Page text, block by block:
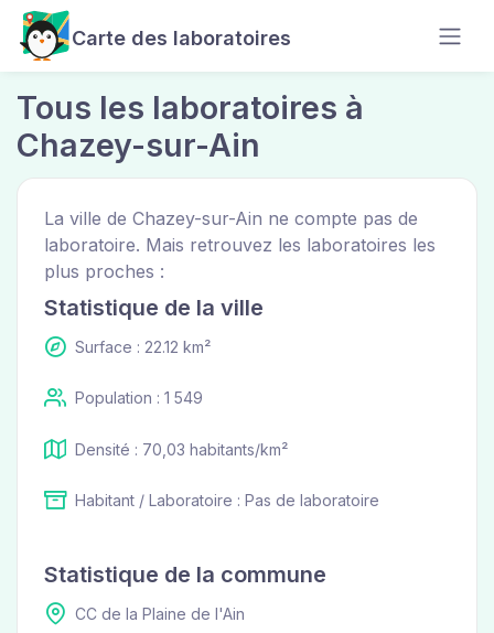
Carte des laboratoires
Tous les laboratoires à
Chazey-sur-Ain
La ville de Chazey-sur-Ain ne compte pas de
laboratoire. Mais retrouvez les laboratoires les
plus proches :
Statistique de la ville
Surface : 22.12 km²
Population : 1 549
Densité : 70,03 habitants/km²
Habitant / Laboratoire : Pas de laboratoire
Statistique de la commune
CC de la Plaine de l'Ain